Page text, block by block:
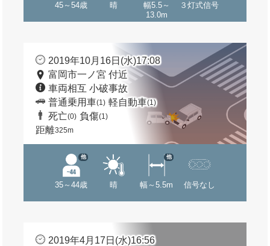
45～54歳 晴
幅5.5～
13.0m
３灯式信号
2019年10月16日(水)17:08
富岡市一ノ宮 付近
車両相互 小破事故
普通乗用車(1) 軽自動車(1)
死亡(0) 負傷(1)
距離325m
35～44歳
他
晴 幅～5.5m
他
信号なし
2019年4月17日(水)16:56